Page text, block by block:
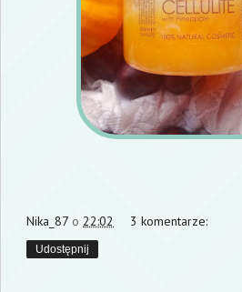
Nika_87 o 22:02 3 komentarze:
Udostępnij